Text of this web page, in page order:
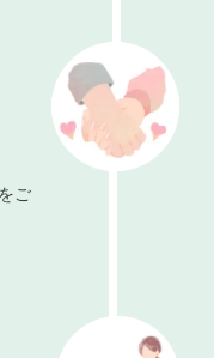
ご